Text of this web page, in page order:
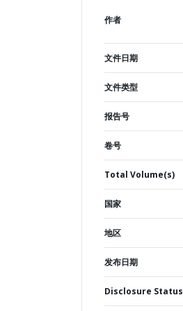
作者
文件日期
文件类型
报告号
卷号
Total Volume(s)
国家
地区
发布日期
Disclosure Status